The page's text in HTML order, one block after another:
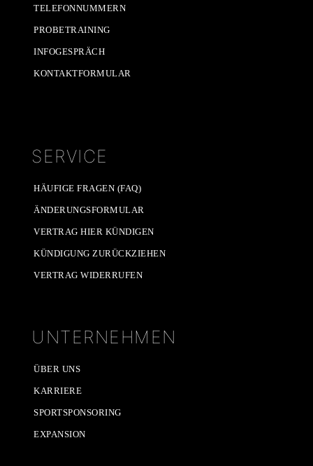
TELEFONNUMMERN
PROBETRAINING
INFOGESPRÄCH
KONTAKTFORMULAR
SERVICE
HÄUFIGE FRAGEN (FAQ)
ÄNDERUNGSFORMULAR
VERTRAG HIER KÜNDIGEN
KÜNDIGUNG ZURÜCKZIEHEN
VERTRAG WIDERRUFEN
UNTERNEHMEN
ÜBER UNS
KARRIERE
SPORTSPONSORING
EXPANSION